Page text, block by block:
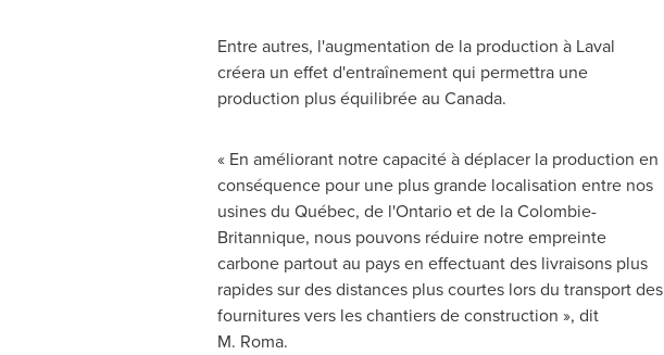
Entre autres, l'augmentation de la production à Laval
créera un effet d'entraînement qui permettra une
production plus équilibrée au Canada.
« En améliorant notre capacité à déplacer la production en
conséquence pour une plus grande localisation entre nos
usines du Québec, de l'Ontarioet de la Colombie-
Britannique, nous pouvons réduire notre empreinte
carbone partout au pays en effectuant des livraisons plus
rapides sur des distances plus courtes lors du transport des
fournitures vers les chantiers de construction », dit
M. Roma.